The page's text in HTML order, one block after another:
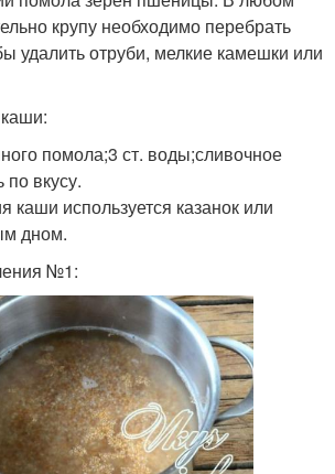
крупу необходимо перебрать
удалить отруби, мелкие камешки или
помола;3 ст. воды;сливочное
по вкусу.
каши используется казанок или
дном.
№1: